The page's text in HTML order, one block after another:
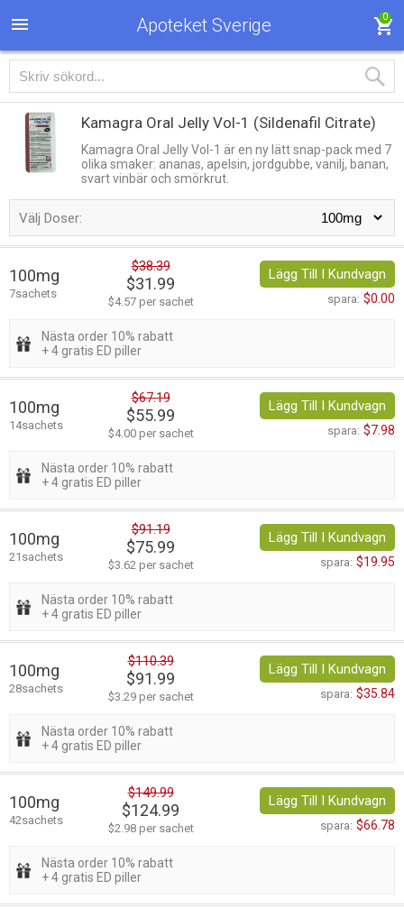
Apoteket Sverige 0
Kamagra Oral Jelly Vol-1 (Sildenafil Citrate)
Kamagra Oral Jelly Vol-1 är en ny lätt snap-pack med 7
olika smaker: ananas, apelsin, jordgubbe, vanilj, banan,
svart vinbär och smörkrut.
Välj Doser:
100mg
7sachets
$38.39
$31.99
$4.57 per sachet
Lägg Till I Kundvagn
spara: $0.00
Nästa order 10% rabatt
+ 4 gratis ED piller
100mg
14sachets
$67.19
$55.99
$4.00 per sachet
Lägg Till I Kundvagn
spara: $7.98
Nästa order 10% rabatt
+ 4 gratis ED piller
100mg
21sachets
$91.19
$75.99
$3.62 per sachet
Lägg Till I Kundvagn
spara: $19.95
Nästa order 10% rabatt
+ 4 gratis ED piller
100mg
28sachets
$110.39
$91.99
$3.29 per sachet
Lägg Till I Kundvagn
spara: $35.84
Nästa order 10% rabatt
+ 4 gratis ED piller
100mg
42sachets
$149.99
$124.99
$2.98 per sachet
Lägg Till I Kundvagn
spara: $66.78
Nästa order 10% rabatt
+ 4 gratis ED piller